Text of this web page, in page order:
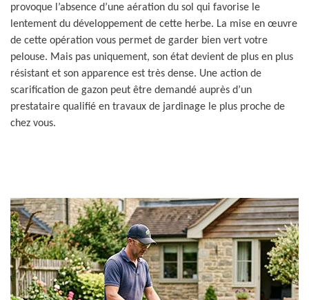
provoque l’absence d’une aération du sol qui favorise le
lentement du développement de cette herbe. La mise en œuvre
de cette opération vous permet de garder bien vert votre
pelouse. Mais pas uniquement, son état devient de plus en plus
résistant et son apparence est très dense. Une action de
scarification de gazon peut être demandé auprès d’un
prestataire qualifié en travaux de jardinage le plus proche de
chez vous.